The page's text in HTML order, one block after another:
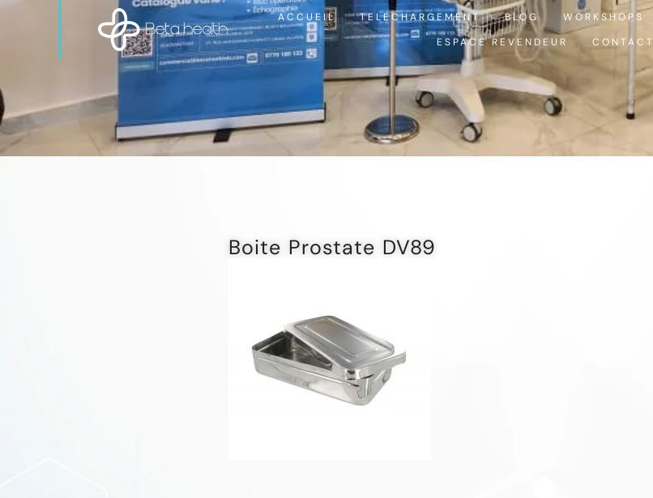
ACCUEIL TELECHARGEMENT BLOG WORKSHOPS
ESPACE REVENDEUR
CONTACT
Boite Prostate DV89